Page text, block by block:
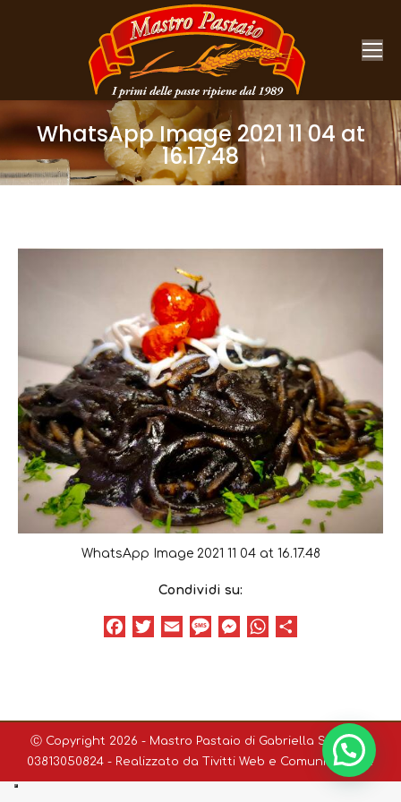
WhatsApp Image 2021 11 04 at
16.17.48
You are here:
WhatsApp Image 2021 11 04 at 16.17.48
Condividi su:
Facebook
TwitterEmailMessageMessenger
WhatsApp
Ⓒ Copyright 2026 - Mastro Pastaio di Gabriella Sodini P.I.
03813050824 - Realizzato da Tivitti Web e Comunicazione